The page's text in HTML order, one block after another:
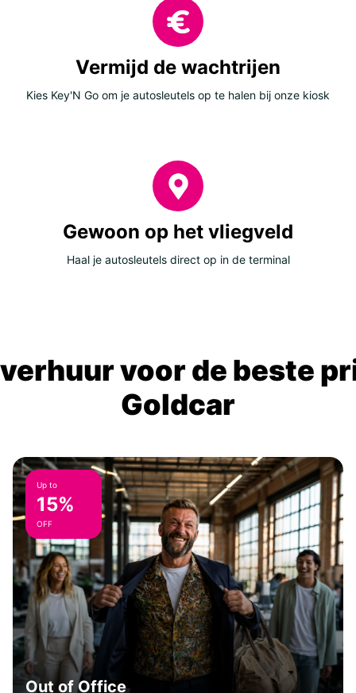
Vermijd de wachtrijen
Kies Key'N Go om je autosleutels op te halen bij onze kiosk
Gewoon op het vliegveld
Haal je autosleutels direct op in de terminal
voor de beste
Goldcar
Up to
15%
OFF
Out of Office